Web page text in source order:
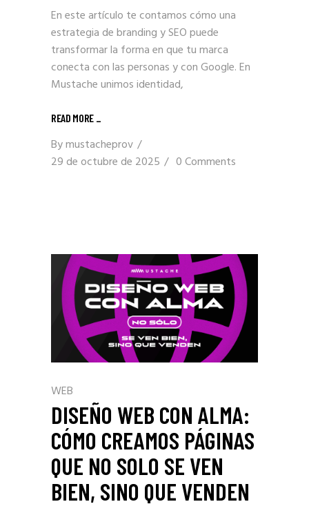
En este artículo te contamos cómo una
estrategia de branding y SEO puede
transformar la forma en que tu marca
conecta con las personas y con Google. En
Mustache unimos identidad,
READ MORE _
Bymustacheprov
29 de octubre de 2025
0 Comments
WEB
DISEÑO WEB CON ALMA:
CÓMO CREAMOS PÁGINAS
QUE NO SOLO SE VEN
BIEN, SINO QUE VENDEN